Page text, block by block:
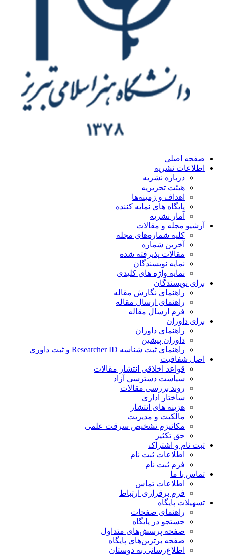
اصلی
نشریه
درباره نشریه
هیئت تحریریه
اهداف و زمینه‌ها
پایگاه های نمایه کننده
آمار نشریه
مجله و مقالات
کلیه شماره‌های مجله
آخرین شماره
مقالات پذیرفته شده
نمایه نویسندگان
نمایه واژه های کلیدی
نویسندگان
راهنمای نگارش مقاله
راهنمای ارسال مقاله
فرم ارسال مقاله
داوران
راهنمای داوران
داوران پیشین
راهنمای ثبت شناسه Researcher ID و ثبت داوری
شفافیت
قواعد اخلاقی انتشار مقالات
سیاست دسترسی آزاد
روند بررسی مقالات
ساختار اداری
هزینه های انتشار
مالکیت و مدیریت
ﻣﮑﺎﻧﯿﺰم ﺗﺸﺨﯿﺺ ﺳﺮﻗﺖ ﻋﻠﻤﯽ
حق تکثیر
نام و اشتراک
اطلاعات ثبت نام
فرم ثبت نام
با ما
اطلاعات تماس
فرم برقراری ارتباط
پایگاه
راهنمای صفحات
جستجو در پایگاه
صفحه پرسش‌های متداول
صفحه برترین‌های پایگاه
اطلاع‌رسانی به دوستان